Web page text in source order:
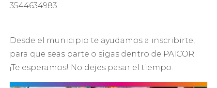
3544634983.
Desde el municipio te ayudamos a inscribirte,
para que seas parte o sigas dentro de PAICOR.
¡Te esperamos! No dejes pasar el tiempo.